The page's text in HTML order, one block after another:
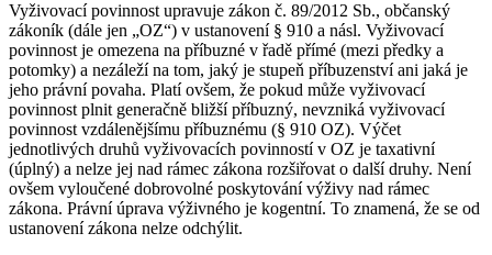
Vyživovací povinnost upravuje zákon č. 89/2012 Sb., občanský
zákoník (dále jen „OZ“) v ustanovení § 910 a násl. Vyživovací
povinnost je omezena na příbuzné v řadě přímé (mezi předky a
potomky) a nezáleží na tom, jaký je stupeň příbuzenství ani jaká je
jeho právní povaha. Platí ovšem, že pokud může vyživovací
povinnost plnit generačně bližší příbuzný, nevzniká vyživovací
povinnost vzdálenějšímu příbuznému (§ 910 OZ). Výčet
jednotlivých druhů vyživovacích povinností v OZ je taxativní
(úplný) a nelze jej nad rámec zákona rozšiřovat o další druhy. Není
ovšem vyloučené dobrovolné poskytování výživy nad rámec
zákona. Právní úprava výživného je kogentní. To znamená, že se od
ustanovení zákona nelze odchýlit.